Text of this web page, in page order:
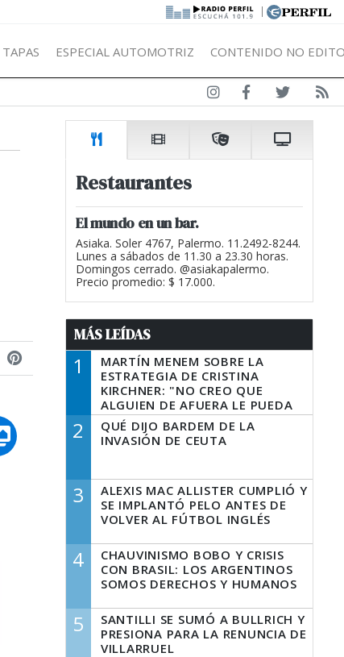
|
TAPAS ESPECIAL AUTOMOTRIZ CONTENIDO NO
Restaurantes
El mundo en un bar.
Asiaka. Soler 4767, Palermo. 11.2492-8244.
Lunes a sábados de 11.30 a 23.30 horas.
Domingos cerrado. @asiakapalermo.
Precio promedio: $ 17.000.
MÁS LEÍDAS
1
MARTÍN MENEM SOBRE LA
ESTRATEGIA DE CRISTINA
KIRCHNER: "NO CREO QUE
ALGUIEN DE AFUERA LE PUEDA
DECIR A LA JUSTICIA LO QUE
TIENE QUE HACER"
2
QUÉ DIJO BARDEM DE LA
INVASIÓN DE CEUTA
3
ALEXIS MAC ALLISTER CUMPLIÓ Y
SE IMPLANTÓ PELO ANTES DE
VOLVER AL FÚTBOL INGLÉS
4
CHAUVINISMO BOBO Y CRISIS
CON BRASIL: LOS ARGENTINOS
SOMOS DERECHOS Y HUMANOS
5
SANTILLI SE SUMÓ A BULLRICH Y
PRESIONA PARA LA RENUNCIA DE
VILLARRUEL